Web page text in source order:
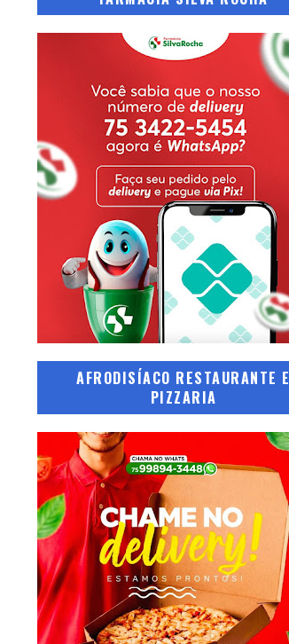
AFRODISÍACO RESTAURANTE E
PIZZARIA